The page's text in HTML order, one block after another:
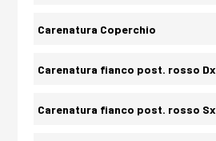
Carenatura Coperchio
Carenatura fianco post. rosso Dx
Carenatura fianco post. rosso Sx